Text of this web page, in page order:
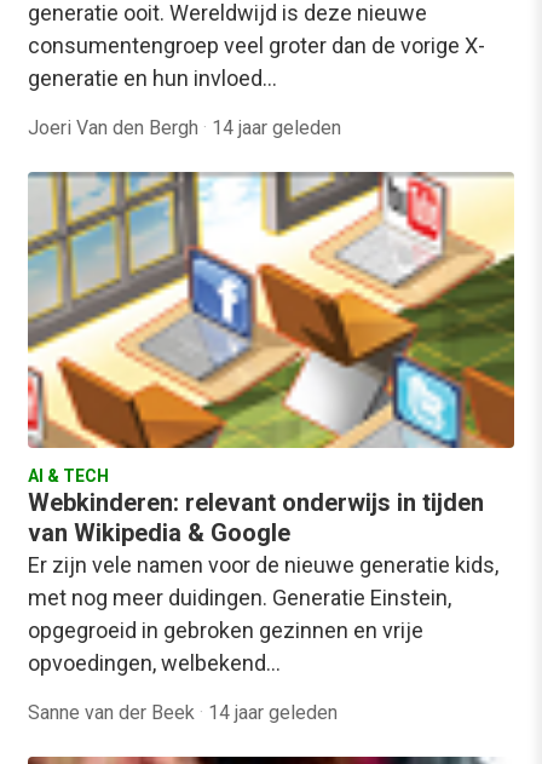
generatie ooit. Wereldwijd is deze nieuwe
consumentengroep veel groter dan de vorige X-
generatie en hun invloed…
Joeri Van den Bergh · 14 jaar geleden
AI & TECH
Webkinderen: relevant onderwijs in tijden
van Wikipedia & Google
Er zijn vele namen voor de nieuwe generatie kids,
met nog meer duidingen. Generatie Einstein,
opgegroeid in gebroken gezinnen en vrije
opvoedingen, welbekend…
Sanne van der Beek · 14 jaar geleden